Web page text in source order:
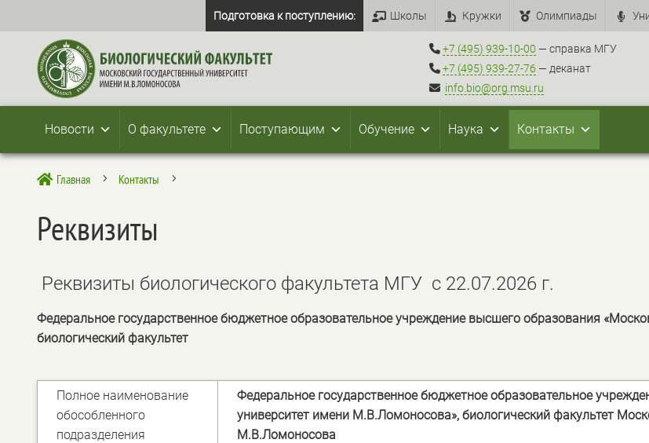
Подготовка к поступлению: Школы Кружки Олимпиады
+7 (495) 939-10-00 — справка МГУ
+7 (495) 939-27-76 — деканат
info.bio@org.msu.ru
Новости О факультете Поступающим Обучение Наука Контакты
 Главная 5 Контакты 5
Реквизиты
Реквизиты биологического факультета МГУ с 22.07.2026 г.
Федеральное государственное бюджетное образовательное учреждение высшего образования
биологический факультет
Полное наименование
обособленного
подразделения
Федеральное государственное бюджетноеобразовательное
университет имени М.В.Ломоносова», биологический факультет
М.В.Ломоносова